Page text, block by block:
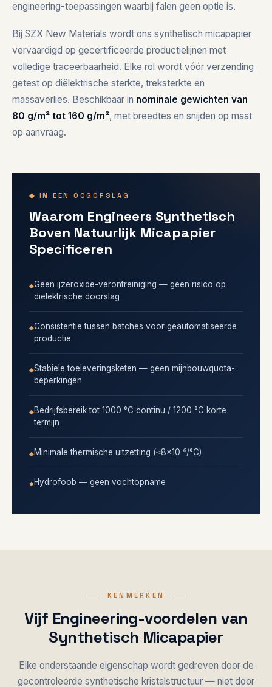
engineering-toepassingen waarbij falen geen optie is.
Bij SZX New Materials wordt ons synthetisch micapapier
vervaardigd op gecertificeerde productielijnen met
volledige traceerbaarheid. Elke rol wordt vóór verzending
getest op diëlektrische sterkte, treksterkte en
massaverlies. Beschikbaar in nominale gewichten van
80 g/m² tot 160 g/m², met breedtes en snijden op maat
op aanvraag.
◆ IN EEN OOGOPSLAG
Waarom Engineers Synthetisch
Boven Natuurlijk Micapapier
Specificeren
Geen ijzeroxide-verontreiniging — geen risico op
diëlektrische doorslag
Consistentie tussen batches voor geautomatiseerde
productie
Stabiele toeleveringsketen — geen mijnbouwquota-
beperkingen
Bedrijfsbereik tot 1000 °C continu / 1200 °C korte
termijn
Minimale thermische uitzetting (≤8×10⁻⁶/°C)
Hydrofoob — geen vochtopname
KENMERKEN
Vijf Engineering-voordelen van
Synthetisch Micapapier
Elke onderstaande eigenschap wordt gedreven door de
gecontroleerde synthetische kristalstructuur — niet door